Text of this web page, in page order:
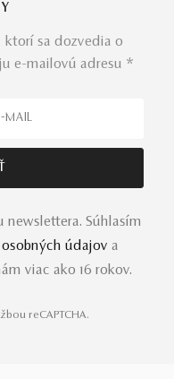
ktorí sa dozvedia o
e-mailovú adresu *
newslettera. Súhlasím
údajov a
viac ako 16 rokov.
reCAPTCHA.